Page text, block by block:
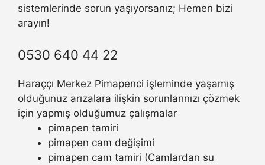
sistemlerinde sorun yaşıyorsanız; Hemen bizi
arayın!
0530 640 44 22
Haraççı Merkez Pimapenci işleminde yaşamış
olduğunuz arızalara ilişkin sorunlarınızı çözmek
için yapmış olduğumuz çalışmalar
pimapen tamiri
pimapen cam değişimi
pimapen cam tamiri (Camlardan su